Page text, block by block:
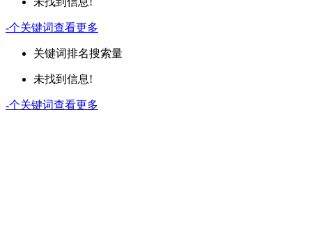
-个关键词查看更多
关键词排名搜索量
未找到信息!
-个关键词查看更多